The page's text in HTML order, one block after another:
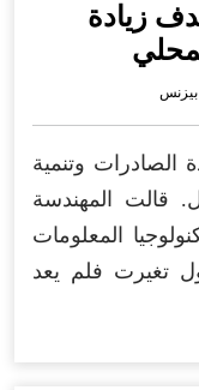
زيادة
بيزنس
الصادرات وتنمية
قالت المهندسة
المعلومات
تغيرت فلم يعد